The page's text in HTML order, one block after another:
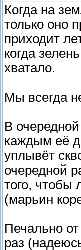
Когда на
только оно
приходит
когда
хватало.
Мы всегда
В
каждым её
уплывёт
очередной
того, чтобы
(марьин
Печально
раз